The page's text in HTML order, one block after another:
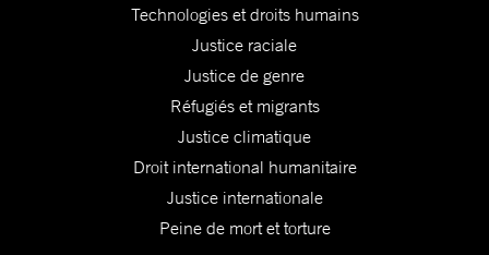
Technologies et droits humains
Justice raciale
Justice de genre
Réfugiés et migrants
Justice climatique
Droit international humanitaire
Justice internationale
Peine de mort et torture